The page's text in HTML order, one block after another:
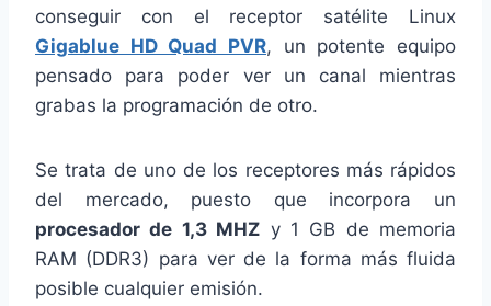
conseguir con el receptor satélite Linux
Gigablue HD Quad PVR, un potente equipo
pensado para poder ver un canal mientras
grabas la programación de otro.
Se trata de uno de los receptores más rápidos
del mercado, puesto que incorpora un
procesador de 1,3 MHZ y 1 GB de memoria
RAM (DDR3) para ver de la forma más fluida
posible cualquier emisión.